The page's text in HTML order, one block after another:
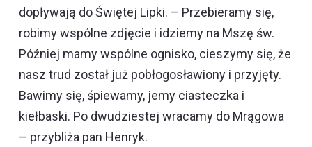
dopływają do Świętej Lipki. – Przebieramy się,
robimy wspólne zdjęcie i idziemy na Mszę św.
Później mamy wspólne ognisko, cieszymy się, że
nasz trud został już pobłogosławiony i przyjęty.
Bawimy się, śpiewamy, jemy ciasteczka i
kiełbaski. Po dwudziestej wracamy do Mrągowa
– przybliża pan Henryk.